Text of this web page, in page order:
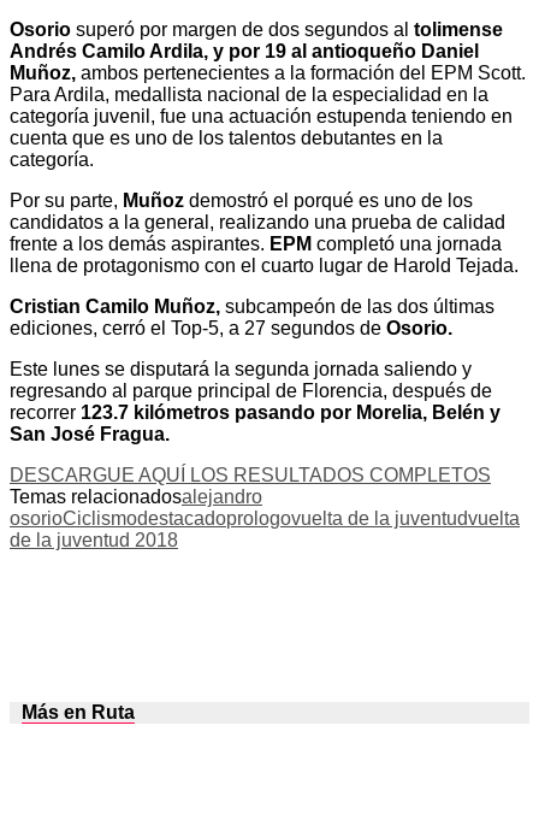
Osorio superó por margen de dos segundos al tolimense
Andrés Camilo Ardila, y por 19 al antioqueño Daniel
Muñoz, ambos pertenecientes a la formación del EPM Scott.
Para Ardila, medallista nacional de la especialidad en la
categoría juvenil, fue una actuación estupenda teniendo en
cuenta que es uno de los talentos debutantes en la
categoría.
Por su parte, Muñoz demostró el porqué es uno de los
candidatos a la general, realizando una prueba de calidad
frente a los demás aspirantes. EPM completó una jornada
llena de protagonismo con el cuarto lugar de Harold Tejada.
Cristian Camilo Muñoz, subcampeón de las dos últimas
ediciones, cerró el Top-5, a 27 segundos de Osorio.
Este lunes se disputará la segunda jornada saliendo y
regresando al parque principal de Florencia, después de
recorrer 123.7 kilómetros pasando por Morelia, Belén y
San José Fragua.
DESCARGUE AQUÍ LOS RESULTADOS COMPLETOS
Temas relacionadosalejandro
osorioCiclismodestacadoprologovuelta de la juventudvuelta
de la juventud 2018
Más en Ruta